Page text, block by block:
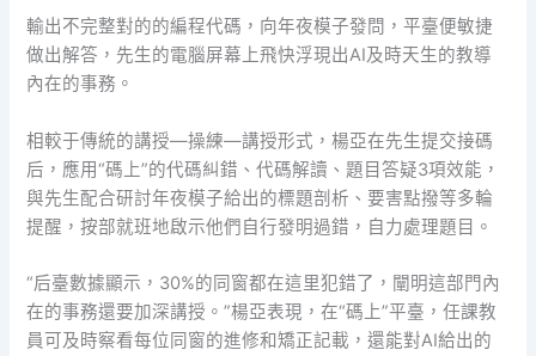
輸出不完整對的的編程代碼，向年夜模子發問，平臺便敏捷
做出解答，先生的電腦屏幕上飛快浮現出AI及時天生的教導
內在的事務。
相較于傳統的講授—操練—講授形式，楊亞在先生提交接碼
后，應用“碼上”的代碼糾錯、代碼解讀、題目答疑3項效能，
與先生配合研討年夜模子給出的標題剖析、要害點撥等多輪
提醒，按部就班地啟示他們自行發明過錯，自力處理題目。
“后臺數據顯示，30%的同窗都在這里犯錯了，闡明這部門內
在的事務還要加深講授。”楊亞表現，在“碼上”平臺，任課教
員可及時察看每位同窗的進修和矯正記載，還能對AI給出的